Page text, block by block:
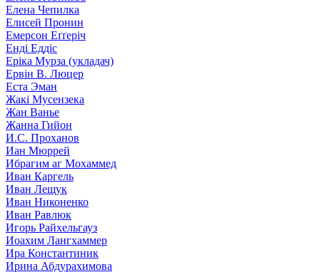
Елена Чепилка
Елисей Пронин
Емерсон Еґґеріч
Енді Еддіс
Еріка Мурза (укладач)
Ервін В. Люцер
Еста Эман
Жакі Мусензека
Жан Ванье
Жанна Гийон
И.С. Проханов
Иан Мюррей
Ибрагим аг Мохаммед
Иван Каргель
Иван Лещук
Иван Никоненко
Иван Равлюк
Игорь Райхельгауз
Иоахим Лангхаммер
Ира Константиник
Ирина Абдурахимова